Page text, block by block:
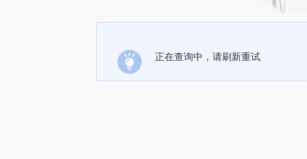
正在查询中，请刷新重试